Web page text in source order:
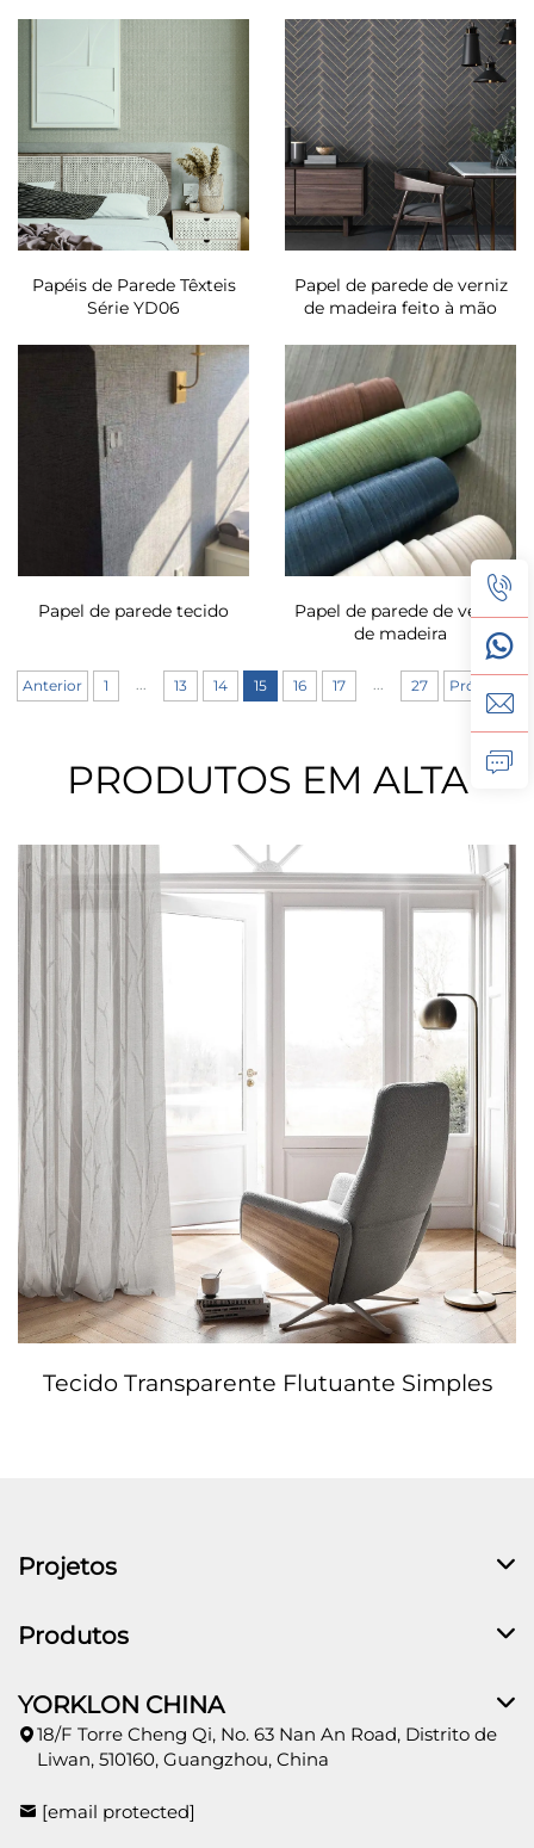
Papéis de Parede Têxteis
Série YD06
Papel de parede de verniz
de madeira feito à mão
Papel de parede tecido
Papel de parede de verniz
de madeira
Anterior 1 ... 13 14 15 16 17 ... 27 Próximo
PRODUTOS EM ALTA
Tecido Transparente Flutuante Simples
Projetos
Produtos
YORKLON CHINA
18/F Torre Cheng Qi, No. 63 Nan An Road, Distrito de
Liwan, 510160, Guangzhou, China
[email protected]